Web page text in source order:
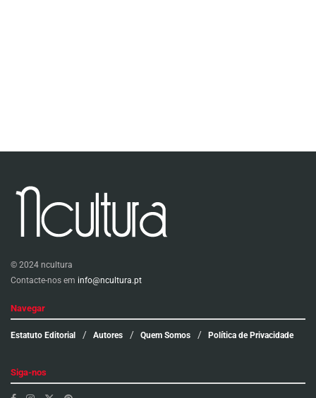
© 2024 ncultura
Contacte-nos em info@ncultura.pt
Navegar
Estatuto Editorial Autores Quem Somos Política de Privacidade
Siga-nos